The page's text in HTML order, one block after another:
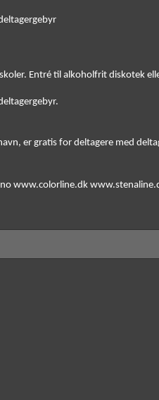
Entré til alkoholfrit diskotek
er gratis for deltagere med
www.colorline.dk